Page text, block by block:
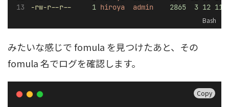
-rw-r--r--
1 hiroya admin 2865 3 12 11
Bash
みたいな感じで fomula を見つけたあと、その
fomula 名でログを確認します。
Copy